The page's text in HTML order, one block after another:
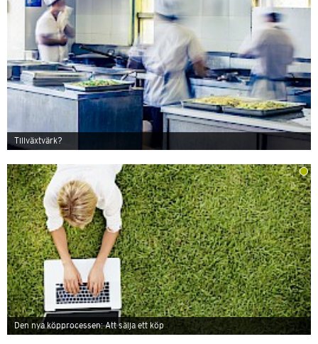
Tillväxtvärk?
Den nya köpprocessen: Att sälja ett köp